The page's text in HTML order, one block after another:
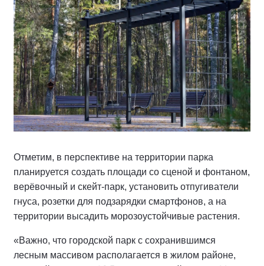
Отметим, в перспективе на территории парка
планируется создать площади со сценой и фонтаном,
верёвочный и скейт-парк, установить отпугиватели
гнуса, розетки для подзарядки смартфонов, а на
территории высадить морозоустойчивые растения.
«Важно, что городской парк с сохранившимся
лесным массивом располагается в жилом районе,